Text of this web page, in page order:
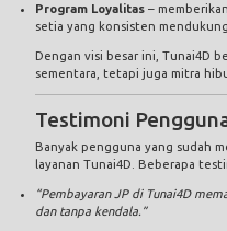
Program Loyalitas –
setia yang konsisten mendukung
Dengan visi besar ini, Tunai4D
sementara, tetapi juga mitra
Testimoni
Banyak pengguna yang sudah
layanan Tunai4D. Beberapa
“Pembayaran JP di Tunai4D
dan tanpa kendala.”